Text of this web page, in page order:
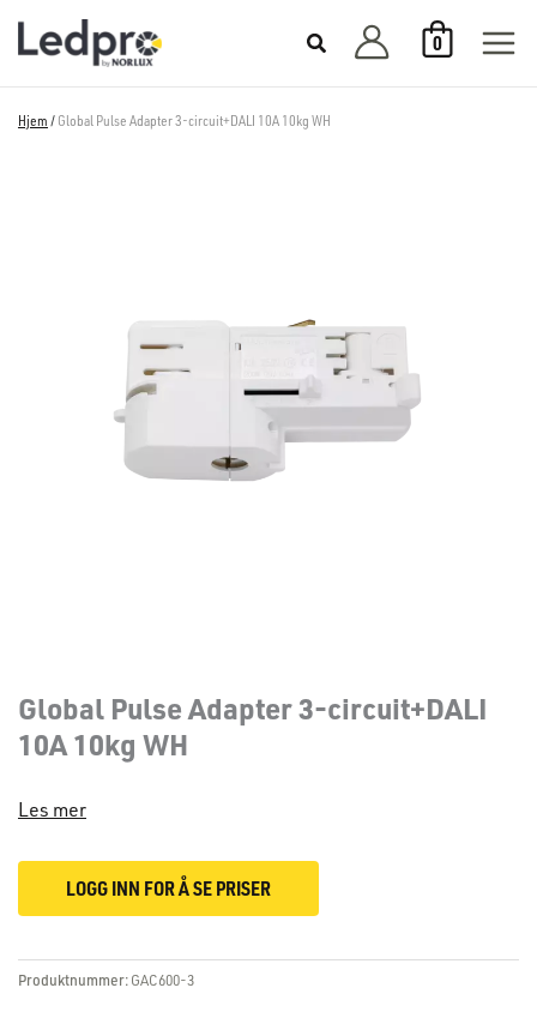
rett
0
Hjem / Global Pulse Adapter 3-circuit+DALI 10A 10kg WH
Global Pulse Adapter 3-circuit+DALI
10A 10kg WH
Les mer
LOGG INN FOR Å SE PRISER
Produktnummer: GAC600-3